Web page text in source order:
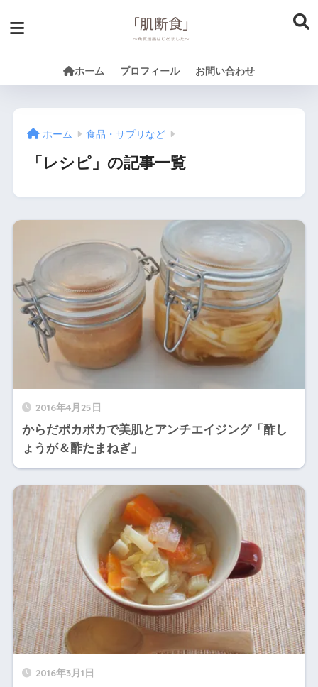
ホーム プロフィール お問い合わせ
ホーム 食品・サプリなど
「レシピ」の記事一覧
2016年4月25日
からだポカポカで美肌とアンチエイジング「酢し
ょうが＆酢たまねぎ」
2016年3月1日